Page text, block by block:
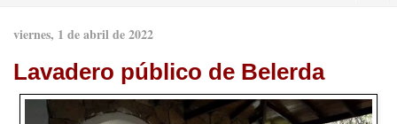
viernes, 1 de abril de 2022
Lavadero público de Belerda